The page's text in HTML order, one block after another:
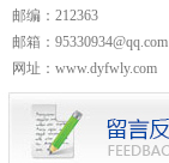
邮编：212363
邮箱：95330934@qq.com
网址：www.dyfwly.com